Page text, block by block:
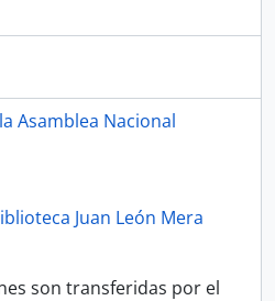
Asamblea Nacional
Juan León Mera
son transferidas por el